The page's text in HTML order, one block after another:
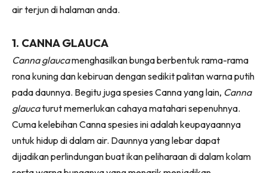
Beli Di Mana
Buat Sendiri
Ilham Impiana
Ilham Impiana 360
Ilham Impiana Inspirasi Selebriti
air terjun di halaman anda.
1. CANNA GLAUCA
Canna glaucamenghasilkan bunga berbentuk rama-rama
rona kuning dan kebiruan dengan sedikit palitan warna putih
pada daunnya. Begitu juga spesies Canna yang lain, Canna
glaucaturut memerlukan cahaya matahari sepenuhnya.
Cuma kelebihan Canna spesies ini adalah keupayaannya
untuk hidup di dalam air. Daunnya yang lebar dapat
dijadikan perlindungan buat ikan peliharaan di dalam kolam